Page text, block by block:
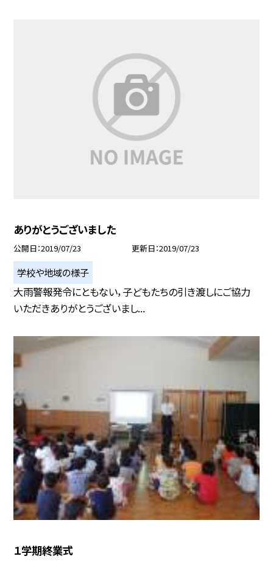
ありがとうございました
公開日 2019/07/23 更新日 2019/07/23
学校や地域の様子
大雨警報発令にともない，子どもたちの引き渡しにご協力
いただきありがとうございまし...
１学期終業式